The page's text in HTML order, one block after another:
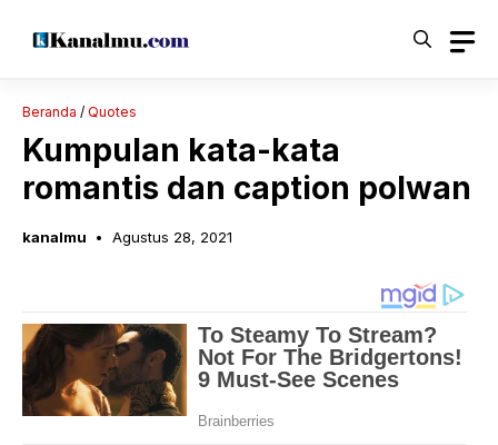
Beranda / Quotes
Kumpulan kata-kata
romantis dan caption polwan
kanalmu Agustus 28, 2021